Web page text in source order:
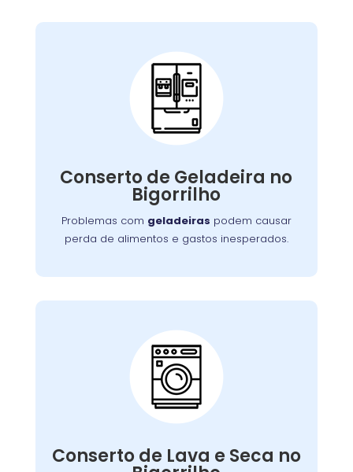
Conserto de Geladeira no
Bigorrilho
Problemas com geladeiras podem causar
perda de alimentos e gastos inesperados.
Conserto de
Galadeira:
Nossos especialistas estão prontos para
ou componentes elétricos, garantindo a
conservação adequada dos alimentos.
Conserto de Lava e Seca no
Conserto de Lava e
Seca:
Nossa equipe está preparada para resolver
tenha roupas limpas e secas sem